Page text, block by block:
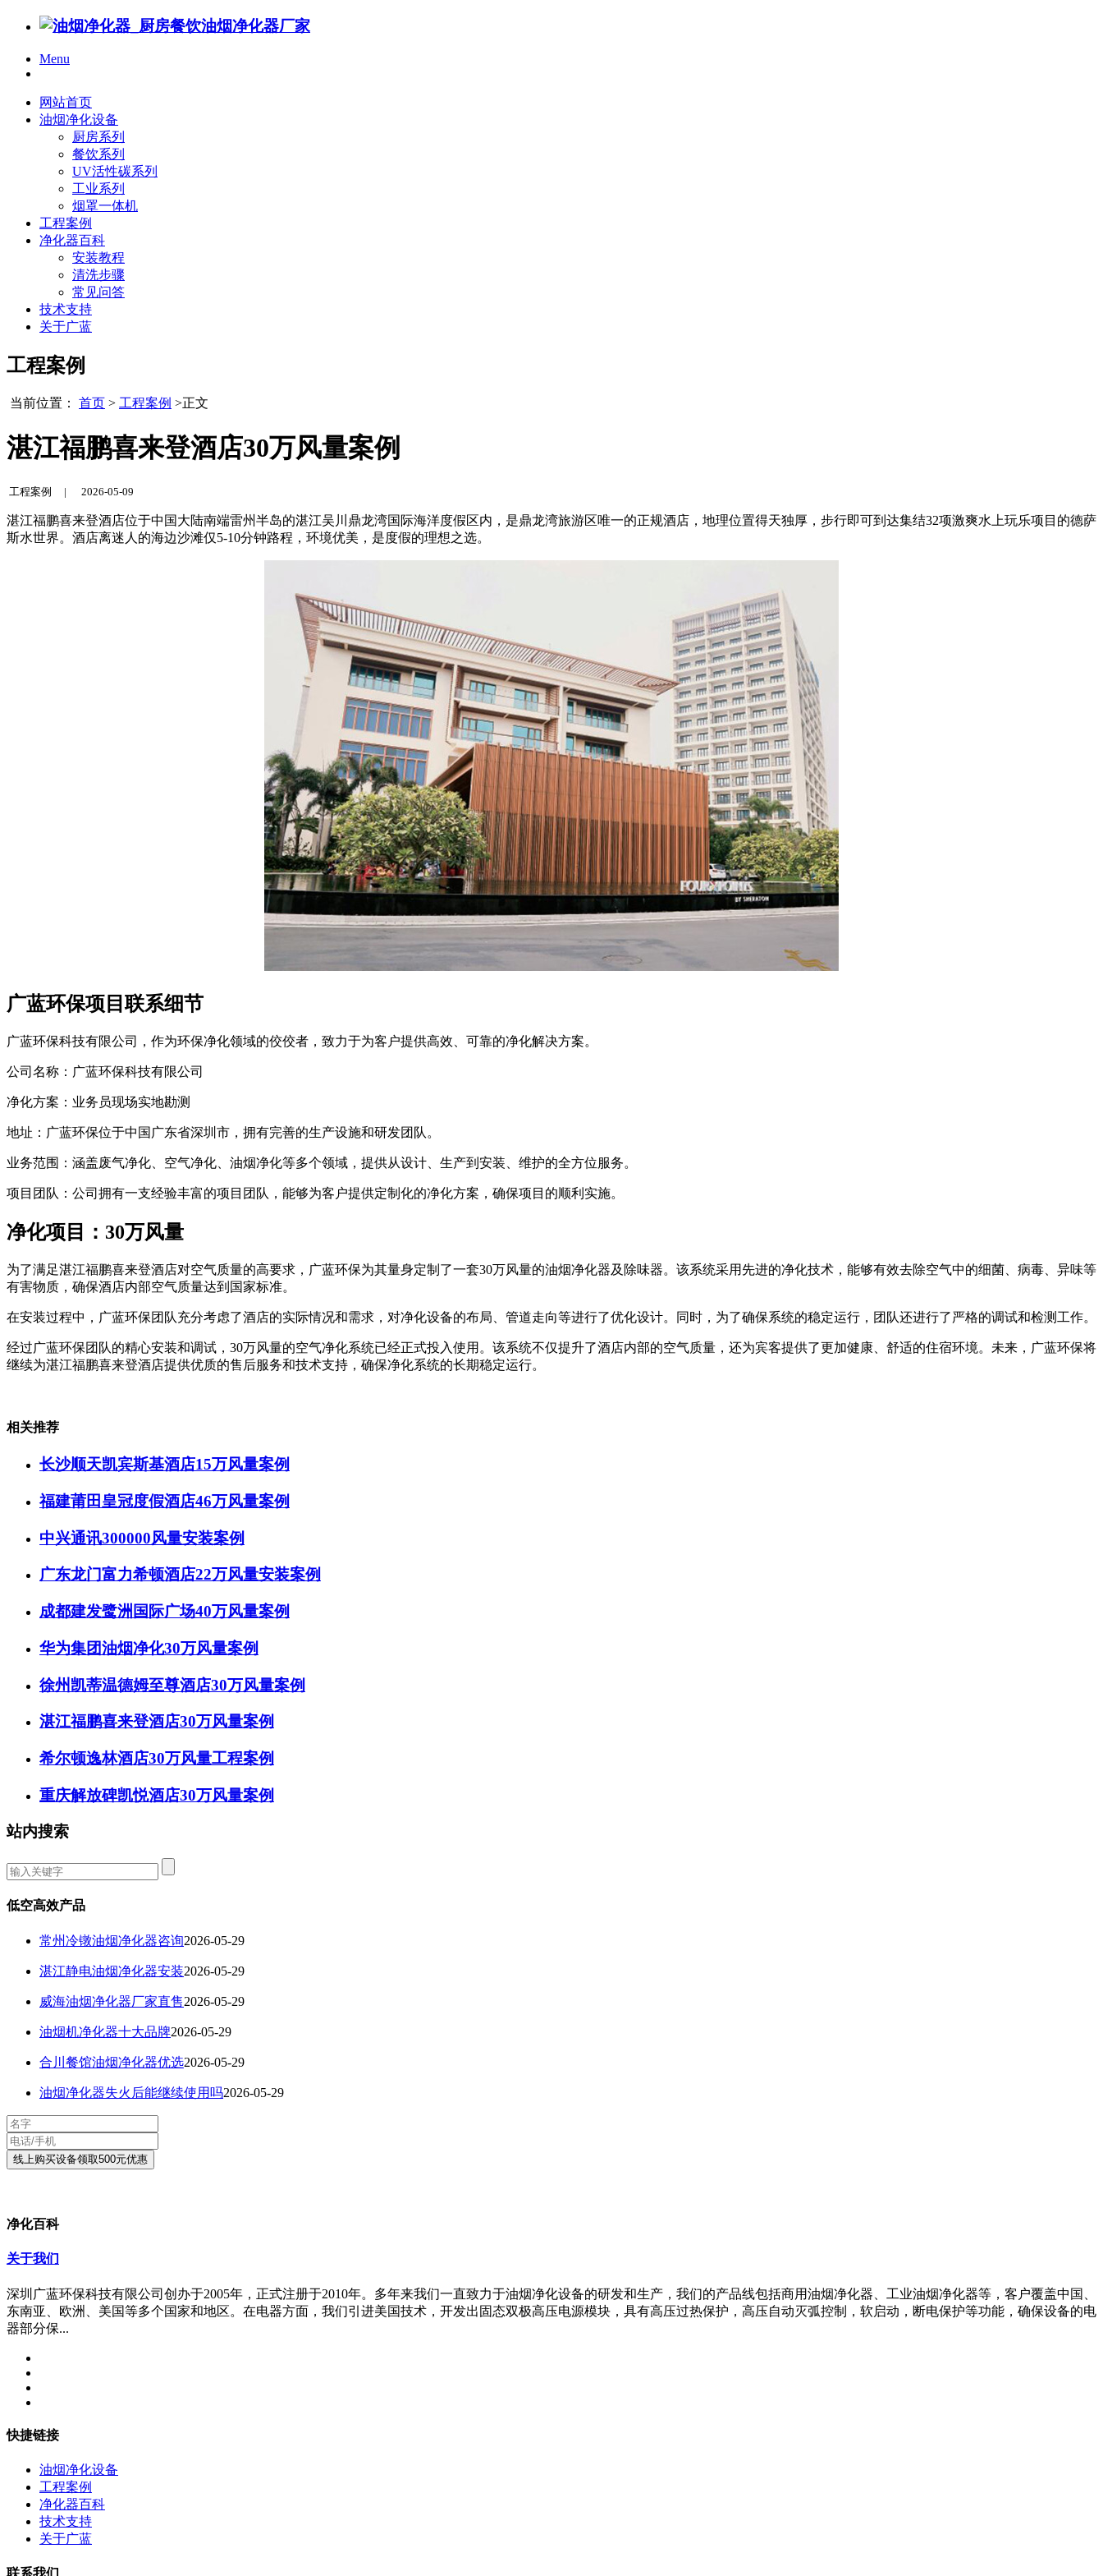
Menu
网站首页
油烟净化设备
厨房系列
餐饮系列
UV活性碳系列
工业系列
烟罩一体机
工程案例
净化器百科
安装教程
清洗步骤
常见问答
技术支持
关于广蓝
工程案例
当前位置： 首页 > 工程案例 >正文
湛江福鹏喜来登酒店30万风量案例
工程案例 | 2026-05-09
湛江福鹏喜来登酒店位于中国大陆南端雷州半岛的湛江吴川鼎龙湾国际海洋度假区内，是鼎龙湾旅游区唯一的正规酒店，地理位置得天独厚，步行即可到达集结32项激爽水上玩乐项目的德萨
斯水世界。酒店离迷人的海边沙滩仅5-10分钟路程，环境优美，是度假的理想之选。
广蓝环保项目联系细节
广蓝环保科技有限公司，作为环保净化领域的佼佼者，致力于为客户提供高效、可靠的净化解决方案。
公司名称：广蓝环保科技有限公司
净化方案：业务员现场实地勘测
地址：广蓝环保位于中国广东省深圳市，拥有完善的生产设施和研发团队。
业务范围：涵盖废气净化、空气净化、油烟净化等多个领域，提供从设计、生产到安装、维护的全方位服务。
项目团队：公司拥有一支经验丰富的项目团队，能够为客户提供定制化的净化方案，确保项目的顺利实施。
净化项目：30万风量
为了满足湛江福鹏喜来登酒店对空气质量的高要求，广蓝环保为其量身定制了一套30万风量的油烟净化器及除味器。该系统采用先进的净化技术，能够有效去除空气中的细菌、病毒、异味等
有害物质，确保酒店内部空气质量达到国家标准。
在安装过程中，广蓝环保团队充分考虑了酒店的实际情况和需求，对净化设备的布局、管道走向等进行了优化设计。同时，为了确保系统的稳定运行，团队还进行了严格的调试和检测工作。
经过广蓝环保团队的精心安装和调试，30万风量的空气净化系统已经正式投入使用。该系统不仅提升了酒店内部的空气质量，还为宾客提供了更加健康、舒适的住宿环境。未来，广蓝环保将
继续为湛江福鹏喜来登酒店提供优质的售后服务和技术支持，确保净化系统的长期稳定运行。
相关推荐
长沙顺天凯宾斯基酒店15万风量案例
福建莆田皇冠度假酒店46万风量案例
中兴通讯300000风量安装案例
广东龙门富力希顿酒店22万风量安装案例
成都建发鹭洲国际广场40万风量案例
华为集团油烟净化30万风量案例
徐州凯蒂温德姆至尊酒店30万风量案例
湛江福鹏喜来登酒店30万风量案例
希尔顿逸林酒店30万风量工程案例
重庆解放碑凯悦酒店30万风量案例
站内搜索
低空高效产品
常州冷镦油烟净化器咨询2026-05-29
湛江静电油烟净化器安装2026-05-29
威海油烟净化器厂家直售2026-05-29
油烟机净化器十大品牌2026-05-29
合川餐馆油烟净化器优选2026-05-29
油烟净化器失火后能继续使用吗2026-05-29
净化百科
关于我们
深圳广蓝环保科技有限公司创办于2005年，正式注册于2010年。多年来我们一直致力于油烟净化设备的研发和生产，我们的产品线包括商用油烟净化器、工业油烟净化器等，客户覆盖中国、
东南亚、欧洲、美国等多个国家和地区。在电器方面，我们引进美国技术，开发出固态双极高压电源模块，具有高压过热保护，高压自动灭弧控制，软启动，断电保护等功能，确保设备的电
器部分保...
快捷链接
油烟净化设备
工程案例
净化器百科
技术支持
关于广蓝